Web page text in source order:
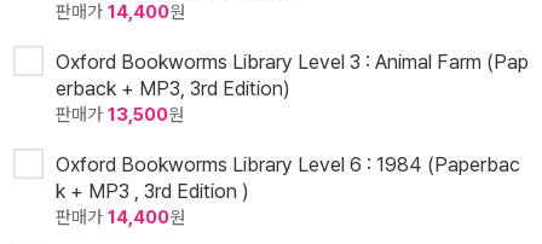
판매가 14,400원
Oxford Bookworms Library Level 3 : Animal Farm (Pap
erback + MP3, 3rd Edition)
판매가 13,500원
Oxford Bookworms Library Level 6 : 1984 (Paperbac
k + MP3 , 3rd Edition )
판매가 14,400원